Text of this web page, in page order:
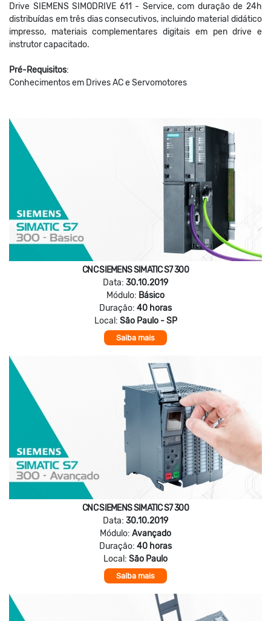
Drive SIEMENS SIMODRIVE 611 - Service, com duração de 24h
distribuídas em três dias consecutivos, incluindo material didático
impresso, materiais complementares digitais em pen drive e
instrutor capacitado.
Pré-Requisitos:
Conhecimentos em Drives AC e Servomotores
CNC SIEMENS SIMATIC S7 300
Data: 30.10.2019
Módulo: Básico
Duração: 40 horas
Local: São Paulo - SP
Saiba mais
CNC SIEMENS SIMATIC S7 300
Data: 30.10.2019
Módulo: Avançado
Duração: 40 horas
Local: São Paulo
Saiba mais